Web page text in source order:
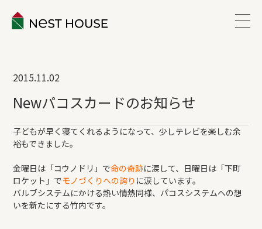
ABOUT
WORKS
LINEUP
VOICE
2015.11.02
Newパコスカードのお知らせ
子どもが早く寝てくれるようになって、少しテレビを楽しむ余
裕もできました。
金曜日は「コウノドリ 」で命の奇跡に涙して、日曜日は「下町
ロケット 」でモノづくりへの誇り に涙しています。
バルブシステムにかける熱い情熱同様、パコスシステムへの想
いを新たにする竹内です。